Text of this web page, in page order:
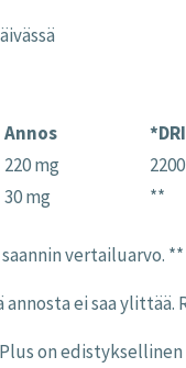
Annos
220 mg
30 mg **
vertailuarvo.
ei saa
on